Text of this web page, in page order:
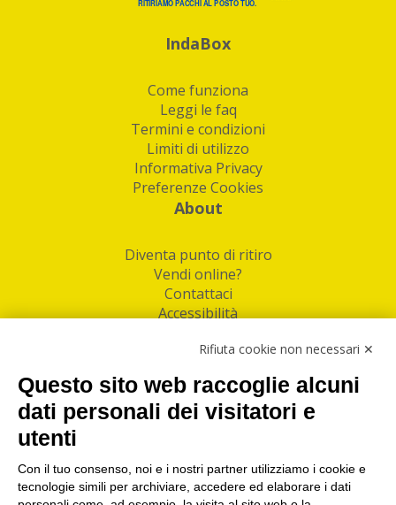
IndaBox
Come funziona
Leggi le faq
Termini e condizioni
Limiti di utilizzo
Informativa Privacy
Preferenze Cookies
About
Diventa punto di ritiro
Vendi online?
Contattaci
Accessibilità
Facebook
Linkedin
I nostri punti di ritiro e spedizione pacchi nelle
maggiori città italiane
Torino|Milano|Roma|Bologna|Firenze| Genova
Rifiuta cookie non necessari ✕
Questo sito web raccoglie alcuni
dati personali dei visitatori e
utenti
Con il tuo consenso, noi e i nostri partner utilizziamo i cookie e
tecnologie simili per archiviare, accedere ed elaborare i dati